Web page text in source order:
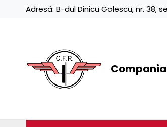
Adresă: B-dul Dinicu Golescu, nr. 38,
Compania